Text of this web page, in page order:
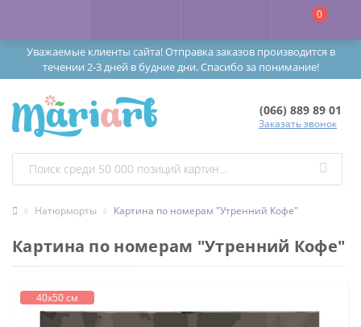
Уважаемые клиенты сайта! Отправка заказов производится в
течении 2-3 дней в будние дни. Спасибо за понимание!
0
(066) 889 89 01
Заказать звонок
Натюрморты Картина по номерам "Утренний Кофе"
Картина по номерам "Утренний Кофе"
40х50 см